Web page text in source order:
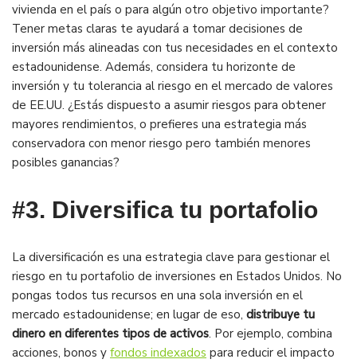
vivienda en el país o para algún otro objetivo importante?
Tener metas claras te ayudará a tomar decisiones de
inversión más alineadas con tus necesidades en el contexto
estadounidense. Además, considera tu horizonte de
inversión y tu tolerancia al riesgo en el mercado de valores
de EE.UU. ¿Estás dispuesto a asumir riesgos para obtener
mayores rendimientos, o prefieres una estrategia más
conservadora con menor riesgo pero también menores
posibles ganancias?
#3. Diversifica tu portafolio
La diversificación es una estrategia clave para gestionar el
riesgo en tu portafolio de inversiones en Estados Unidos. No
pongas todos tus recursos en una sola inversión en el
mercado estadounidense; en lugar de eso, distribuye tu
dinero en diferentes tipos de activos. Por ejemplo, combina
acciones, bonos y fondos indexados para reducir el impacto